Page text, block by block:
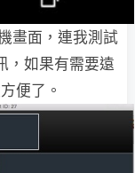
畫面，連我測試
，如果有需要遠
便了。